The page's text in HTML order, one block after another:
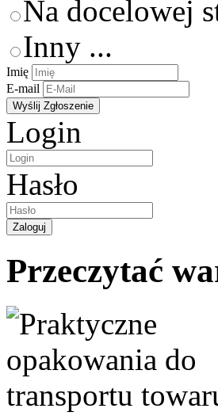
Na docelowej
Inny ...
Imię
E-mail
Login
Hasło
Przeczytać